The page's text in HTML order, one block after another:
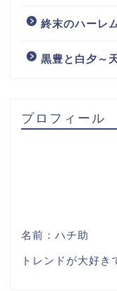
終末のハーレ
黒豊と白夕～
プロフィール
名前：ハチ助
トレンドが大好き